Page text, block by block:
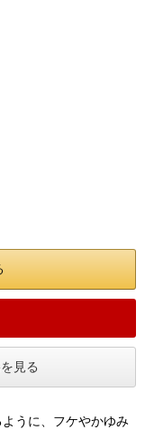
見る
ように、フケやかゆみ